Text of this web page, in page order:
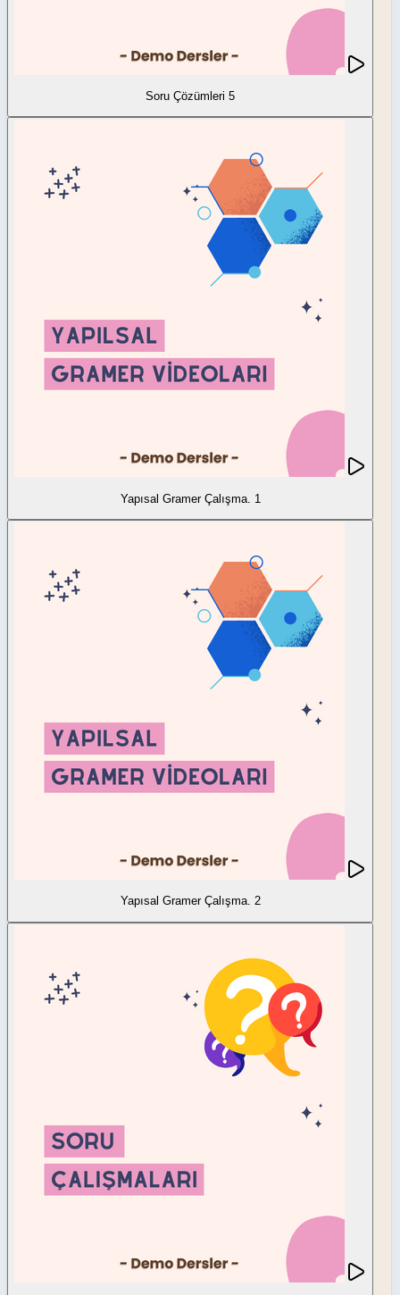
Soru Çözümleri 5
Yapısal Gramer Çalışma. 1
Yapısal Gramer Çalışma. 2